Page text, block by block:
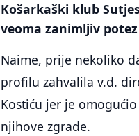
Košarkaški klub
veoma zanimljiv
Naime, prije nekoliko
profilu zahvalila v.d.
Kostiću jer je
njihove zgrade.